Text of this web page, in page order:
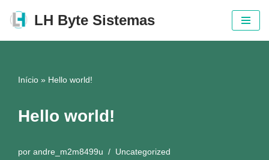
conteúdo
LH Byte Sistemas
Início » Hello world!
Hello world!
por andre_m2m8499u Uncategorized